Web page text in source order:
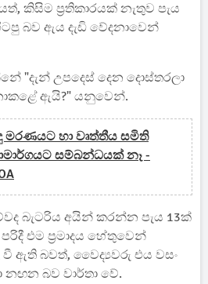
කිසිම ප්‍රතිකාරයක් නැතුව පැය
බව ඇය දැඩි වේදනාවෙන්
"දැන් උපදෙස් දෙන දොස්තරලා
ඇයි?" යනුවෙන්.
මරණයට හා වෘත්තීය සමිති
සම්බන්ධයක් නෑ -
බැටරිය අයින් කරන්න පැය 13ක්
එම ප්‍රමාදය හේතුවෙන්
වී ඇති බවත්, වෛද්‍යවරු එය වසං
බව වාර්තා වේ.